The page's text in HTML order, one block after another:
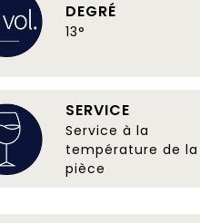
DEGRÉ
13°
SERVICE
Service à la
température de la
pièce